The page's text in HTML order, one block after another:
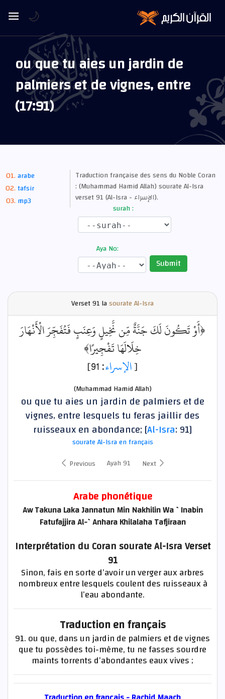
ou que tu aies un jardin de
palmiers et de vignes, entre
(17:91)
arabe
tafsir
mp3
Traduction française des sens du Noble Coran
: (Muhammad Hamid Allah) sourate Al-Isra
verset 91 (Al-Isra - الإسراء).
surah :
Aya No:
Submit
Verset91 lasourate Al-Isra
﴿أَوْ تَكُونَ لَكَ جَنَّةٌ مِّن نَّخِيلٍ وَعِنَبٍ فَتُفَجِّرَ الْأَنْهَارَ
خِلَالَهَا تَفْجِيرًا﴾
[الإسراء: 91]
(Muhammad Hamid Allah)
ou que tu aies un jardin de palmiers et de
vignes, entre lesquels tu feras jaillir des
ruisseaux en abondance; [Al-Isra: 91]
sourate Al-Isra en français
Previous
Ayah 91 Next
Arabe phonétique
Aw Takuna Laka Jannatun Min Nakhilin Wa `Inabin
Fatufajjira Al-`Anhara Khilalaha Tafjiraan
Interprétation du Coran sourate Al-Isra Verset
91
Sinon, fais en sorte d’avoir un verger aux arbres
nombreux entre lesquels coulent des ruisseaux à
l’eau abondante.
Traduction en français
91. ou que, dans un jardin de palmiers et de vignes
que tu possèdes toi-même, tu ne fasses sourdre
maints torrents d’abondantes eaux vives ;
🌙